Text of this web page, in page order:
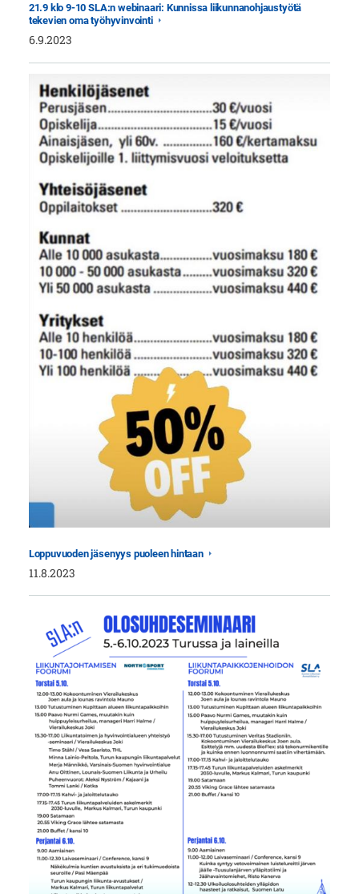
21.9 klo 9-10 SLA:n webinaari: Kunnissa liikunnanohjaustyötä
tekevien oma työhyvinvointi
6.9.2023
Loppuvuoden jäsenyys puoleen hintaan
11.8.2023